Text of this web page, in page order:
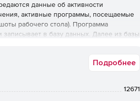
данные об активности
активные программы, посещаемые
рабочего стола). Программа
в базу данных. Далее из базы
Подробнее
12671